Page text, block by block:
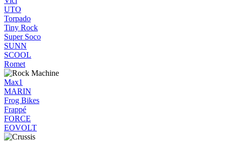
UTO
Torpado
Tiny Rock
Super Soco
SUNN
SCOOL
Romet
Max1
MARIN
Frog Bikes
Frappé
FORCE
EOVOLT